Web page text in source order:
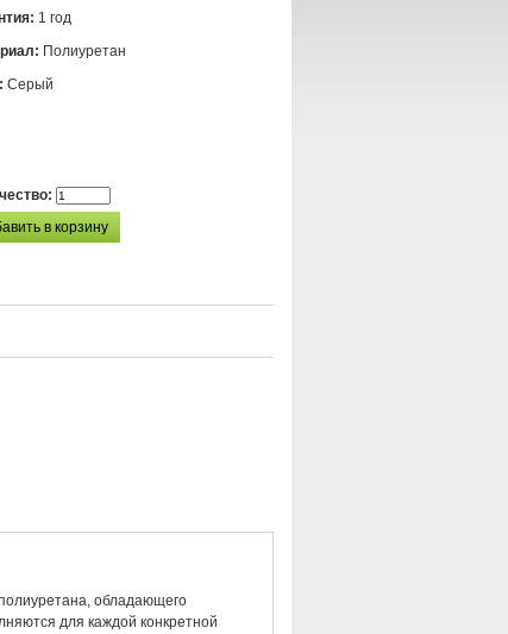
1 год
Полиуретан
Серый
обладающего
для каждой конкретной